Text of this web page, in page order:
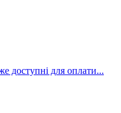
доступні для оплати...